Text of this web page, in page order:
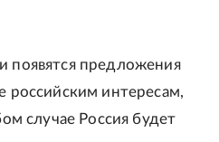
появятся предложения
российским интересам,
случае Россия будет